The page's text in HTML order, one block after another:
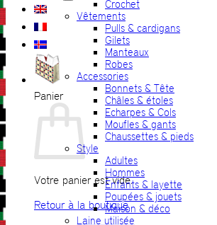
Panier
Votre panier est vide.
Retour à la boutique
Crochet
Vêtements
Pulls & cardigans
Gilets
Manteaux
Robes
Accessories
Bonnets & Tête
Châles & étoles
Echarpes & Cols
Moufles & gants
Chaussettes & pieds
Style
Adultes
Hommes
Enfants & layette
Poupées & jouets
Maison & déco
Laine utilisée